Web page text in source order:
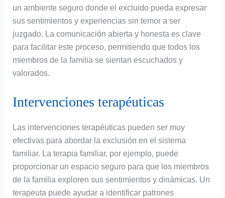
un ambiente seguro donde el excluido pueda expresar
sus sentimientos y experiencias sin temor a ser
juzgado. La comunicación abierta y honesta es clave
para facilitar este proceso, permitiendo que todos los
miembros de la familia se sientan escuchados y
valorados.
Intervenciones terapéuticas
Las intervenciones terapéuticas pueden ser muy
efectivas para abordar la exclusión en el sistema
familiar. La terapia familiar, por ejemplo, puede
proporcionar un espacio seguro para que los miembros
de la familia exploren sus sentimientos y dinámicas. Un
terapeuta puede ayudar a identificar patrones